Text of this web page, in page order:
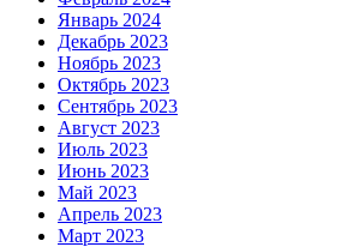
Январь 2024
Декабрь 2023
Ноябрь 2023
Октябрь 2023
Сентябрь 2023
Август 2023
Июль 2023
Июнь 2023
Май 2023
Апрель 2023
Март 2023